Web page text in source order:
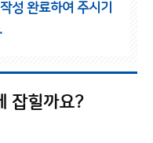
성 완료하여 주시기
잡힐까요?